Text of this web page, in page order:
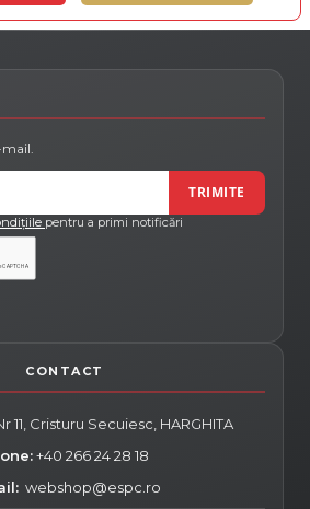
TRIMITE
pentru a primi notificări
11, Cristuru Secuiesc, HARGHITA
+40 266 24 28 18
webshop@espc.ro